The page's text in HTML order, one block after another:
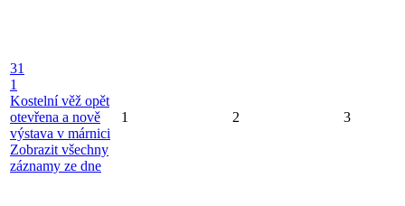
31
1
Kostelní věž opět
otevřena a nově
výstava v márnici
Zobrazit všechny
záznamy ze dne
1 2 3